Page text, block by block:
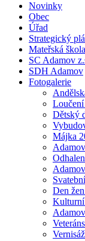
Novinky
Obec
Úřad
Strategický
Mateřská škola
SC Adamov
SDH Adamov
Fotogalerie
Loučení
Dětský
Májka
Den